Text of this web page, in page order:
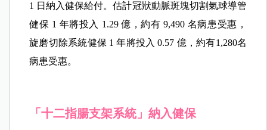
1 日納入健保給付。估計冠狀動脈斑塊切割氣球導管
健保 1 年將投入 1.29 億，約有 9,490 名病患受惠，
旋磨切除系統健保 1 年將投入 0.57 億，約有1,280名
病患受惠。
「十二指腸支架系統」納入健保